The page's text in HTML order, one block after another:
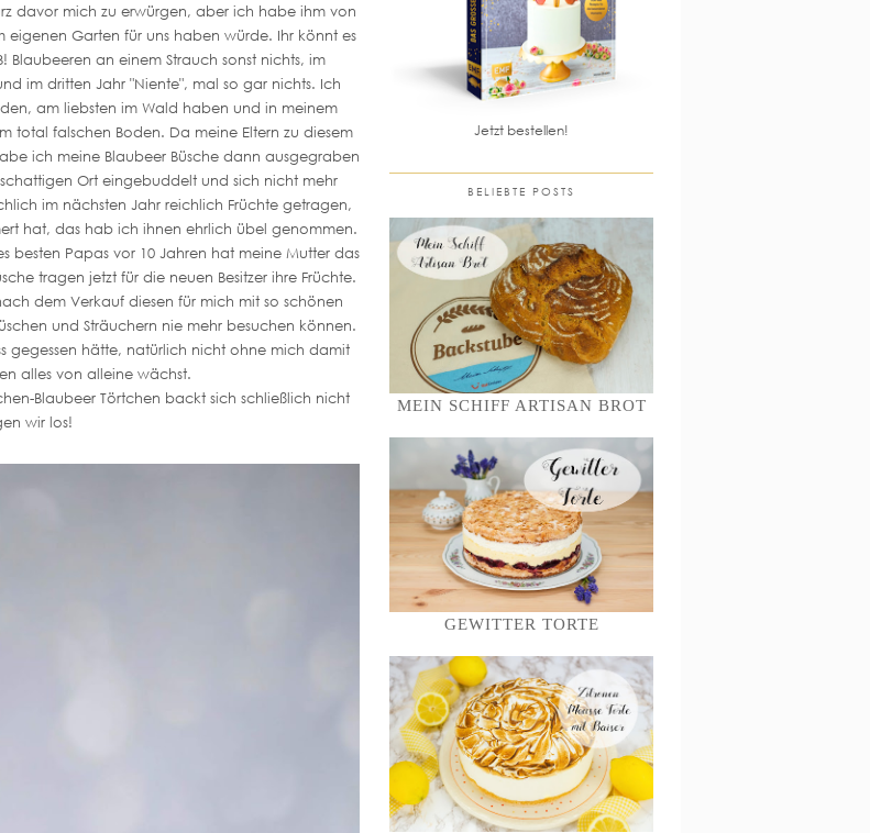
davor mich zu erwürgen, aber ich habe ihm von
Garten für uns haben würde. Ihr könnt es
an einem Strauch sonst nichts, im
im dritten Jahr "Niente", mal so gar nichts. Ich
am liebsten im Wald haben und in meinem
total falschen Boden. Da meine Eltern zu diesem
ich meine Blaubeer Büsche dann ausgegraben
Ort eingebuddelt und sich nicht mehr
im nächsten Jahr reichlich Früchte getragen,
hat, das hab ich ihnen ehrlich übel genommen.
besten Papas vor 10 Jahren hat meine Mutter das
tragen jetzt für die neuen Besitzer ihre Früchte.
dem Verkauf diesen für mich mit so schönen
und Sträuchern nie mehr besuchen können.
gegessen hätte, natürlich nicht ohne mich damit
alles von alleine wächst.
Blaubeer Törtchen backt sich schließlich nicht
wir los!
Jetzt bestellen!
BELIEBTE POSTS
MEIN SCHIFF ARTISAN BROT
GEWITTER TORTE